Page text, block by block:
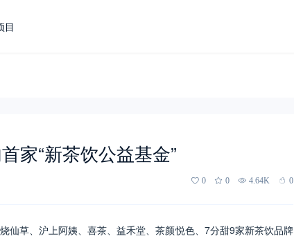
目
家“新茶饮公益基金”
0 0 4.64K 0
仙草、沪上阿姨、喜茶、益禾堂、茶颜悦色、7分甜9家新茶饮品牌